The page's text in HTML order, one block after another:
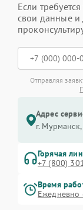
Если
свои данные и
Отправляя
Адрес
г.
Горячая
+7 (800)
Время
Ежедневно